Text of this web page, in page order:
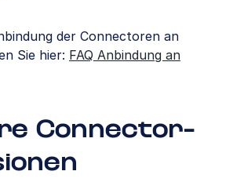
der Connectoren an
Sie hier: FAQ Anbindung an
Connector-